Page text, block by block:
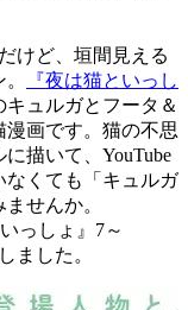
けど、垣間見える
『夜は猫といっし
ュルガとフータ＆
漫画です。猫の不思
描いて、YouTube
くても「キュルガ
せんか。
っしょ』7～
ました。